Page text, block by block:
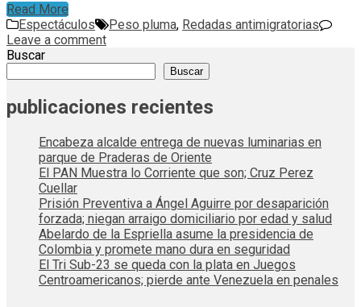
Read More
Espectáculos
Peso pluma, Redadas antimigratorias
Leave a comment
Buscar
Buscar
publicaciones recientes
Encabeza alcalde entrega de nuevas luminarias en
parque de Praderas de Oriente
El PAN Muestra lo Corriente que son; Cruz Perez
Cuellar
Prisión Preventiva a Ángel Aguirre por desaparición
forzada; niegan arraigo domiciliario por edad y salud
Abelardo de la Espriella asume la presidencia de
Colombia y promete mano dura en seguridad
El Tri Sub-23 se queda con la plata en Juegos
Centroamericanos; pierde ante Venezuela en penales